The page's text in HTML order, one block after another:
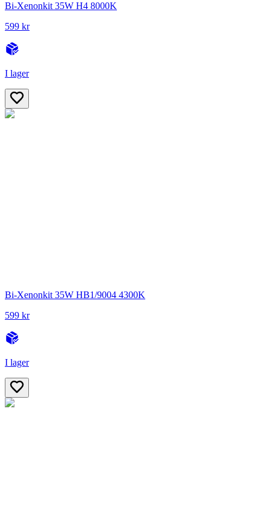
Bi-Xenonkit 35W H4 8000K
599 kr
I lager
Bi-Xenonkit 35W HB1/9004 4300K
599 kr
I lager